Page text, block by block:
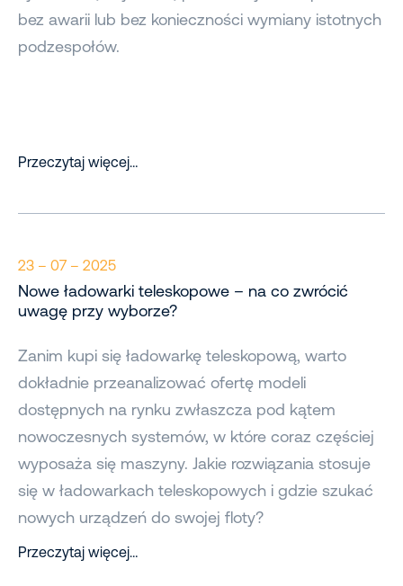
bez awarii lub bez konieczności wymiany istotnych
podzespołów.
Przeczytaj więcej…
23 – 07 – 2025
Nowe ładowarki teleskopowe – na co zwrócić
uwagę przy wyborze?
Zanim kupi się ładowarkę teleskopową, warto
dokładnie przeanalizować ofertę modeli
dostępnych na rynku zwłaszcza pod kątem
nowoczesnych systemów, w które coraz częściej
wyposaża się maszyny. Jakie rozwiązania stosuje
się w ładowarkach teleskopowych i gdzie szukać
nowych urządzeń do swojej floty?
Przeczytaj więcej…